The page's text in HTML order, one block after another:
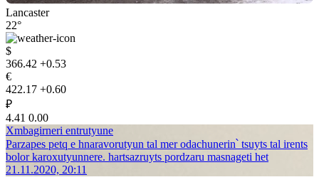
Lancaster
22°
$
366.42 +0.53
€
422.17 +0.60
₽
4.41 0.00
Xmbagirneri entrutyune
Parzapes petq e hnaravorutyun tal mer odachunerin՝ tsuyts tal irents
bolor karoxutyunnere. hartsazruyts pordzaru masnageti het
21.11.2020, 20:11